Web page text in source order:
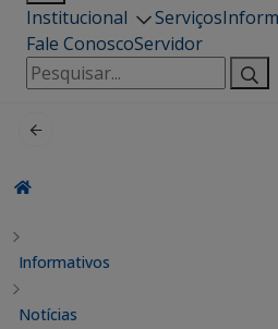
Institucional Serviços
Fale ConoscoServidor
Pesquisar
por:
Informativos
Notícias